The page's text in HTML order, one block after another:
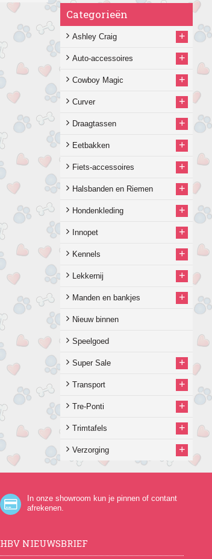
Categorieën
Ashley Craig +
Auto-accessoires +
Cowboy Magic +
Curver +
Draagtassen +
Eetbakken +
Fiets-accessoires +
Halsbanden en Riemen +
Hondenkleding +
Innopet +
Kennels +
Lekkernij +
Manden en bankjes +
Nieuw binnen
Speelgoed
Super Sale +
Transport +
Tre-Ponti +
Trimtafels +
Verzorging +
In onze showroom kun je pinnen of contant
afrekenen.
HBV NIEUWSBRIEF